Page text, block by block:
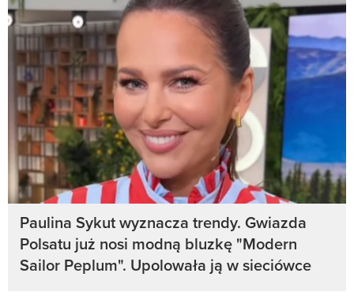
Paulina Sykut wyznacza trendy. Gwiazda
Polsatu już nosi modną bluzkę "Modern
Sailor Peplum". Upolowała ją w sieciówce